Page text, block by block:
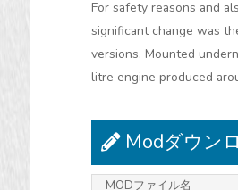
For safety reasons and
significant change was
versions. Mounted
litre engine produced
Modダウン
MODファイル名